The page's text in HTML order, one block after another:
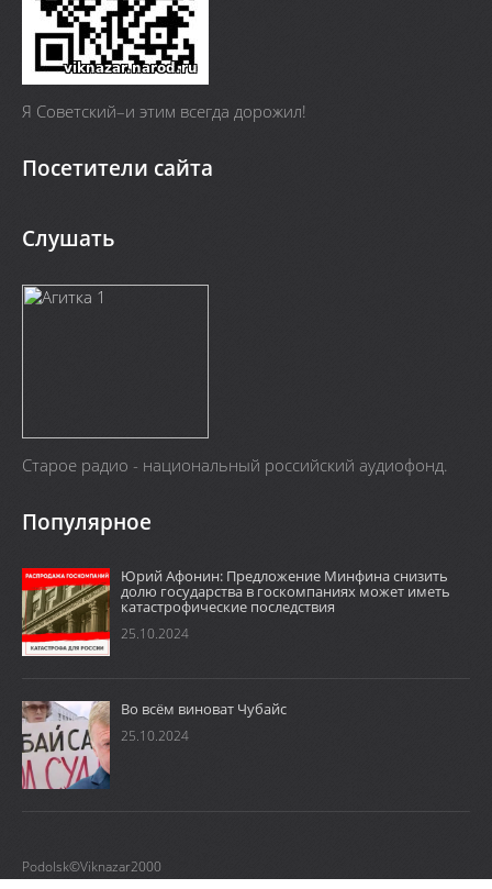
Я Cоветский–и этим всегда дорожил!
Посетители сайта
Слушать
Старое радио - национальный российский аудиофонд.
Популярное
Юрий Афонин: Предложение Минфина снизить
долю государства в госкомпаниях может иметь
катастрофические последствия
25.10.2024
Во всём виноват Чубайс
25.10.2024
Podolsk©Viknazar2000